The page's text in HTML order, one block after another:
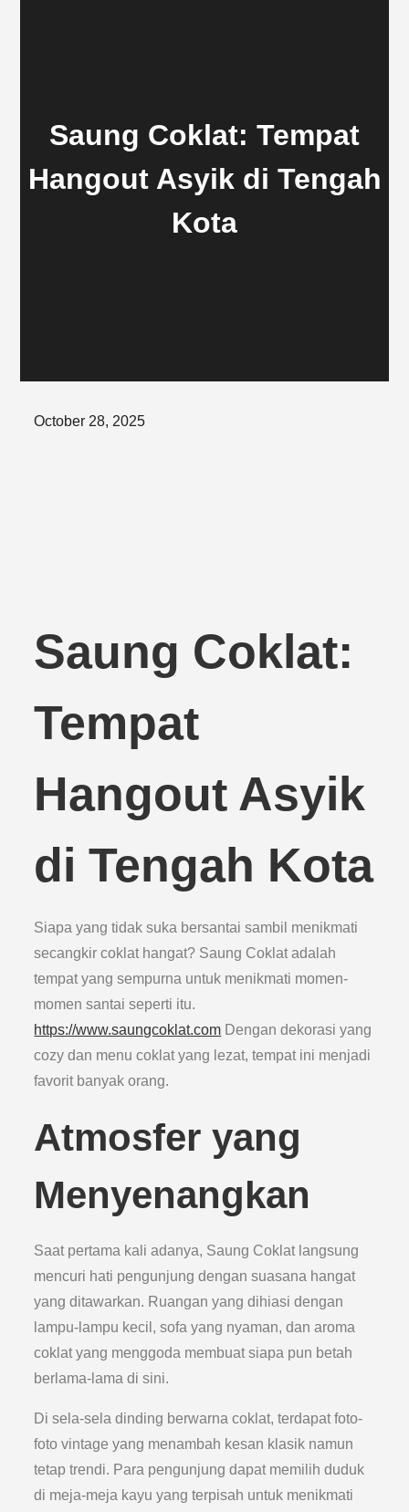
Saung Coklat: Tempat
Hangout Asyik di Tengah
Kota
Posted
October 28, 2025
Saung Coklat:
Tempat
Hangout Asyik
di Tengah Kota
Siapa yang tidak suka bersantai sambil menikmati
secangkir coklat hangat? Saung Coklat adalah
tempat yang sempurna untuk menikmati momen-
momen santai seperti itu.
https://www.saungcoklat.com Dengan dekorasi yang
cozy dan menu coklat yang lezat, tempat ini menjadi
favorit banyak orang.
Atmosfer yang
Menyenangkan
Saat pertama kali adanya, Saung Coklat langsung
mencuri hati pengunjung dengan suasana hangat
yang ditawarkan. Ruangan yang dihiasi dengan
lampu-lampu kecil, sofa yang nyaman, dan aroma
coklat yang menggoda membuat siapa pun betah
berlama-lama di sini.
Di sela-sela dinding berwarna coklat, terdapat foto-
foto vintage yang menambah kesan klasik namun
tetap trendi. Para pengunjung dapat memilih duduk
di meja-meja kayu yang terpisah untuk menikmati